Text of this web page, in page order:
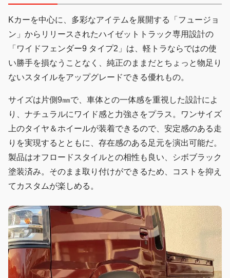
Kカーを中心に、多彩なアイテムを展開する「フュージョ
ン」からリリースされたハイゼットトラック専用設計の
「ワイドフェンダー9 タイプ2」は、軽トラならではの使
い勝手を損なうことなく、純正のままだとちょっと物足り
ないスタイルをアップグレードできる優れもの。
サイズは片側9㎜で、車体との一体感を重視した設計によ
り、ナチュラルにワイド感と力強さをプラス。ワンサイズ
上のタイヤ＆ホイールが装着できるので、安定感のある走
りを実現するとともに、存在感のある足元を演出可能だ。
製品はオフロードスタイルとの相性も良い、シボブラック
塗装済み。そのまま取り付けができるため、コストを抑え
てカスタムが楽しめる。